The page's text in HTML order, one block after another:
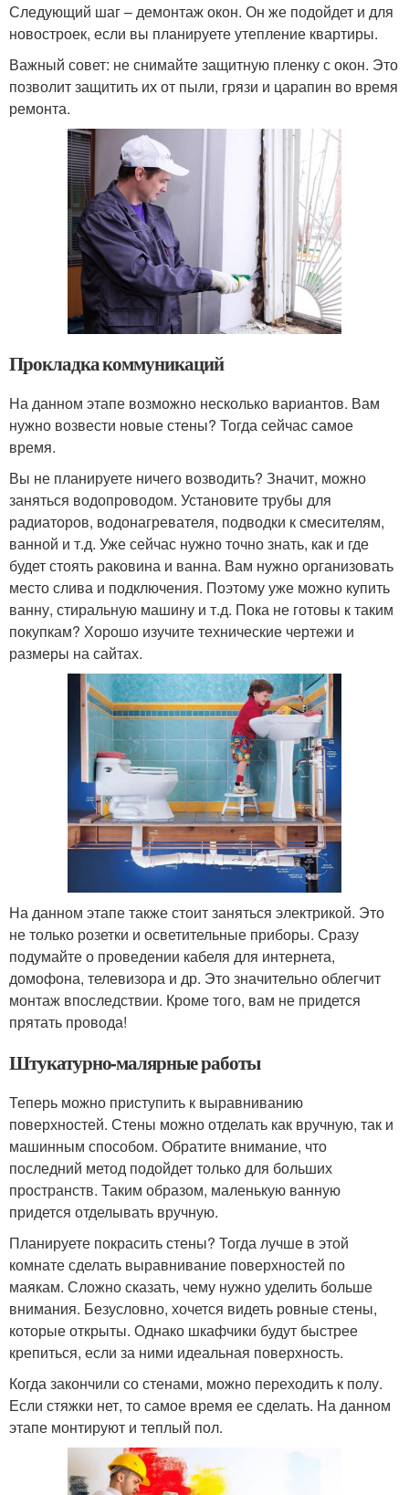
Следующий шаг – демонтаж окон. Он же подойдет и для
новостроек, если вы планируете утепление квартиры.
Важный совет: не снимайте защитную пленку с окон. Это
позволит защитить их от пыли, грязи и царапин во время
ремонта.
Прокладка коммуникаций
На данном этапе возможно несколько вариантов. Вам
нужно возвести новые стены? Тогда сейчас самое
время.
Вы не планируете ничего возводить? Значит, можно
заняться водопроводом. Установите трубы для
радиаторов, водонагревателя, подводки к смесителям,
ванной и т.д. Уже сейчас нужно точно знать, как и где
будет стоять раковина и ванна. Вам нужно организовать
место слива и подключения. Поэтому уже можно купить
ванну, стиральную машину и т.д. Пока не готовы к таким
покупкам? Хорошо изучите технические чертежи и
размеры на сайтах.
На данном этапе также стоит заняться электрикой. Это
не только розетки и осветительные приборы. Сразу
подумайте о проведении кабеля для интернета,
домофона, телевизора и др. Это значительно облегчит
монтаж впоследствии. Кроме того, вам не придется
прятать провода!
Штукатурно-малярные работы
Теперь можно приступить к выравниванию
поверхностей. Стены можно отделать как вручную, так и
машинным способом. Обратите внимание, что
последний метод подойдет только для больших
пространств. Таким образом, маленькую ванную
придется отделывать вручную.
Планируете покрасить стены? Тогда лучше в этой
комнате сделать выравнивание поверхностей по
маякам. Сложно сказать, чему нужно уделить больше
внимания. Безусловно, хочется видеть ровные стены,
которые открыты. Однако шкафчики будут быстрее
крепиться, если за ними идеальная поверхность.
Когда закончили со стенами, можно переходить к полу.
Если стяжки нет, то самое время ее сделать. На данном
этапе монтируют и теплый пол.